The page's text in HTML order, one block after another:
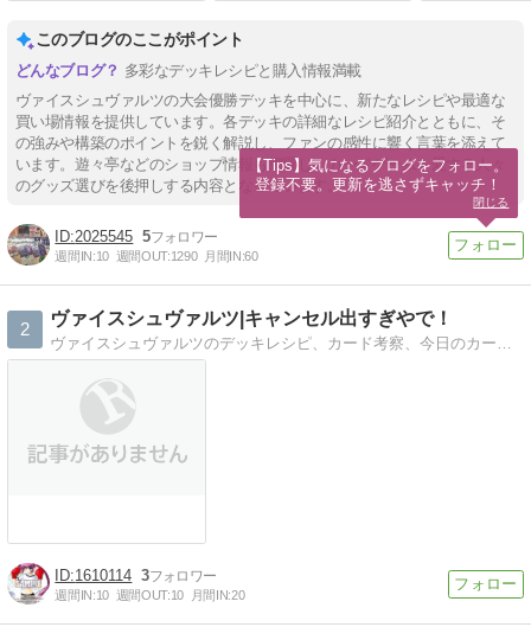
このブログのここがポイント
多彩なデッキレシピと購入情報満載
ヴァイスシュヴァルツの大会優勝デッキを中心に、新たなレシピや最適な
買い場情報を提供しています。各デッキの詳細なレシピ紹介とともに、そ
の強みや構築のポイントを鋭く解説し、ファンの感性に響く言葉を添えて
います。遊々亭などのショップ情報も網羅し、カードゲームを愛する人々
のグッズ選びを後押しする内容となっています。
2025545 5
週間IN:10 週間OUT:1290 月間IN:60
2
ヴァイスシュヴァルツ|キャンセル出すぎやで！
ヴァイスシュヴァルツのデッキレシピ、カード考察、今日のカードの紹介をしています
1610114 3
週間IN:10 週間OUT:10 月間IN:20
【Tips】気になるブログをフォロー。
登録不要。更新を逃さずキャッチ！
閉じる